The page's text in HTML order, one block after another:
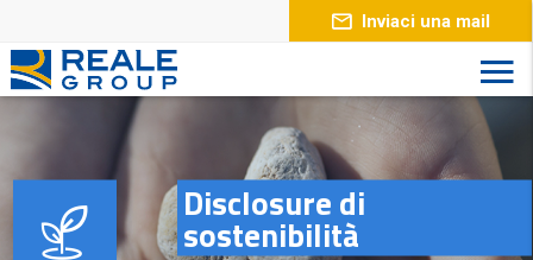
Inviaci una mail
Disclosure di
sostenibilità